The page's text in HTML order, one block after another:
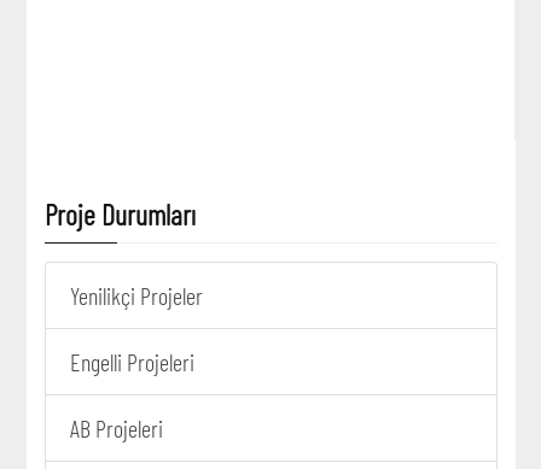
Proje Durumları
Yenilikçi Projeler
Engelli Projeleri
AB Projeleri